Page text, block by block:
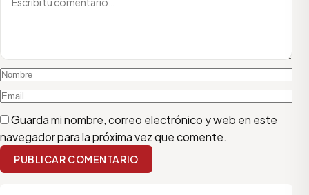
Guarda mi nombre, correo electrónico y web en este
navegador para la próxima vez que comente.
PUBLICAR COMENTARIO